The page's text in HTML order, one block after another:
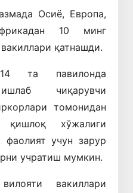
Осиё, Европа,
10 минг
қатнашди.
та павилонда
чиқарувчи
томонидан
қишлоқ хўжалиги
фаолият учун зарур
учратиш мумкин.
вакиллари